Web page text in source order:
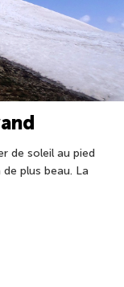
de soleil au pied
plus beau. La